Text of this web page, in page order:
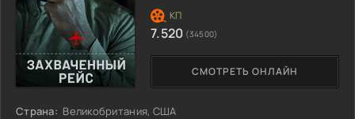
Страна: Великобритания, США
СМОТРЕТЬ ОНЛАЙН
7.520 (34500)